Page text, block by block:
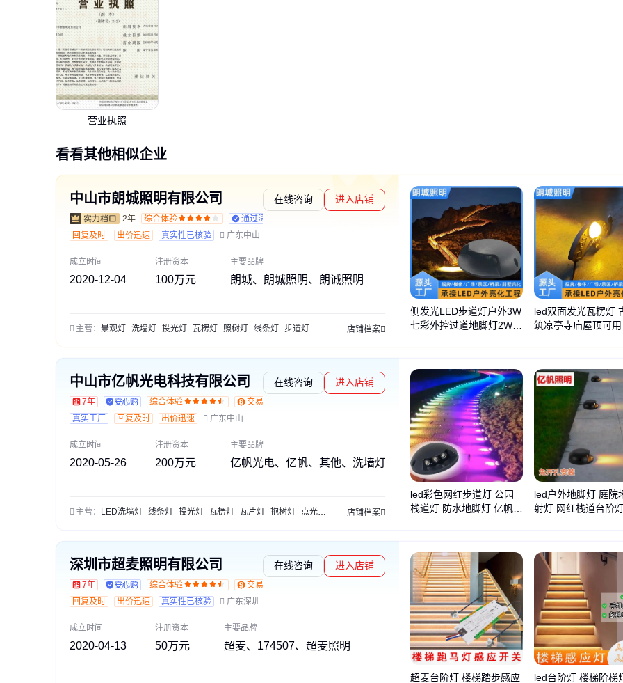
营业执照
看看其他相似企业
中山市朗城照明有限公司
2年 综合体验 通过深度核验
在线咨询 进入店铺
回复及时 出价迅速 真实性已核验 广东中山
成立时间
2020-12-04
注册资本
100万元
主要品牌
朗城、朗城照明、朗诚照明
主营： 景观灯 洗墙灯 投光灯 瓦楞灯 照树灯 线条灯 步道灯 户外防水抱柱灯 LED瓦片灯 LED轮廓灯 LED线条灯 LED双面发光瓦楞灯 景观
店铺档案
侧发光LED步道灯户外3W
七彩外控过道地脚灯2W台
led双面发光瓦楞灯
筑凉亭寺庙屋顶可用
中山市亿帆光电科技有限公司
7年 综合体验 交易勋章L1
在线咨询 进入店铺
真实工厂 回复及时 出价迅速 广东中山
成立时间
2020-05-26
注册资本
200万元
主要品牌
亿帆光电、亿帆、其他、洗墙灯
主营： LED洗墙灯 线条灯 投光灯 瓦楞灯 瓦片灯 抱树灯 点光源 壁灯 护栏管 LED太阳能路灯 LED台阶灯 LED水底灯 LED像素灯
店铺档案
led彩色网红步道灯 公园
栈道灯 防水地脚灯 亿帆光
led户外地脚灯 庭院
射灯 网红栈道台阶灯
深圳市超麦照明有限公司
7年 综合体验 交易勋章L2
在线咨询 进入店铺
回复及时 出价迅速 真实性已核验 广东深圳
成立时间
2020-04-13
注册资本
50万元
主要品牌
超麦、174507、超麦照明
超麦台阶灯 楼梯踏步感应 led台阶灯 楼梯阶梯